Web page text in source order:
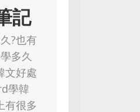
記
?也有
多久
文好處
學韓
很多